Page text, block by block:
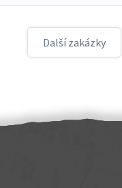
Další zakázky